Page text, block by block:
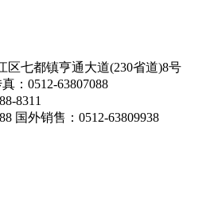
区七都镇亨通大道(230省道)8号
：0512-63807088
8311
国外销售：0512-63809938